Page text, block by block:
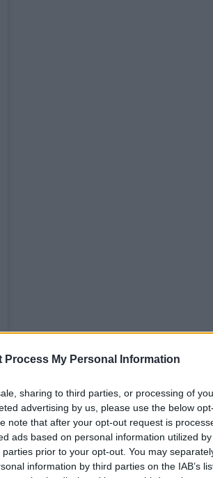
Process My Personal Information
sharing to third parties, or processing of
advertising by us, please use the below
note that after your opt-out request is
ads based on personal information utilized
prior to your opt-out. You may
information by third parties on the IAB’s